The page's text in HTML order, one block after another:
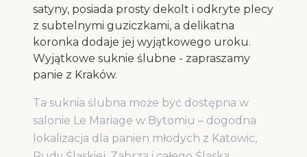
satyny, posiada prosty dekolt i odkryte plecy
z subtelnymi guziczkami, a delikatna
koronka dodaje jej wyjątkowego uroku.
Wyjątkowe suknie ślubne - zapraszamy
panie z Kraków.
Ta suknia ślubna może być dostępna w
salonie Le Mariage w Bytomiu – dogodna
lokalizacja dla panien młodych z Katowic,